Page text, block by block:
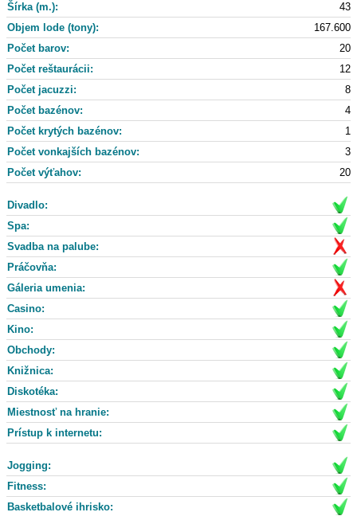
Šírka (m.):
43
Objem lode (tony):
167.600
Počet barov:
20
Počet reštaurácii:
12
Počet jacuzzi:
8
Počet bazénov:
4
Počet krytých bazénov:
1
Počet vonkajších bazénov:
3
Počet výťahov:
20
Divadlo:
Spa:
Svadba na palube:
Práčovňa:
Gáleria umenia:
Casino:
Kino:
Obchody:
Knižnica:
Diskotéka:
Miestnosť na hranie:
Prístup k internetu:
Jogging:
Fitness:
Basketbalové ihrisko: